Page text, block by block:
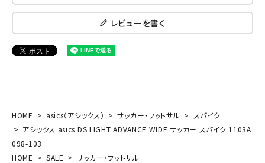
レビューを書く
HOME asics（アシックス） サッカー・フットサル
スパイク
アシックス asics DS LIGHT ADVANCE WIDE サッカー スパイク 1103A
098-103
HOME
SALE
サッカー・フットサル